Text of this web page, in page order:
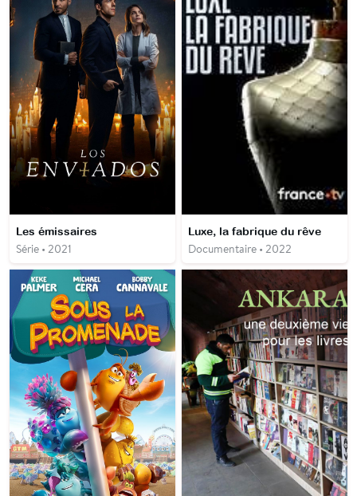
Les émissaires
Série • 2021
Luxe, la fabrique du rêve
Documentaire • 2022